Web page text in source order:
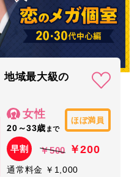
地域最大級の
女性
20～33歳 まで
ほぼ満員
早割 ￥500 ￥200
通常料金 ￥1,000